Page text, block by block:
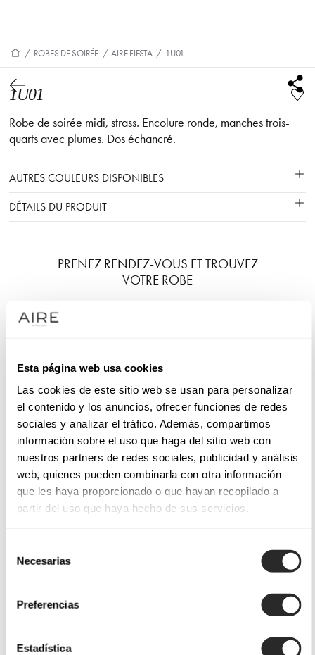
Esta página web usa cookies
Las cookies de este sitio web se usan para personalizar
el contenido y los anuncios, ofrecer funciones de redes
sociales y analizar el tráfico. Además, compartimos
información sobre el uso que haga del sitio web con
nuestros partners de redes sociales, publicidad y análisis
web, quienes pueden combinarla con otra información
que les haya proporcionado o que hayan recopilado a
partir del uso que haya hecho de sus servicios.
Necesarias
Preferencias
Estadística
/ ROBES DE SOIRÉE / AIRE FIESTA / 1U01
1U01
Robe de soirée midi, strass. Encolure ronde, manches trois-
quarts avec plumes. Dos échancré.
AUTRES COULEURS DISPONIBLES
DÉTAILS DU PRODUIT
PRENEZ RENDEZ-VOUS ET TROUVEZ
VOTRE ROBE